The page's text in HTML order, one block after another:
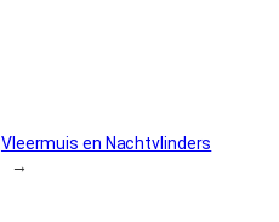
Vleermuis en Nachtvlinders
→